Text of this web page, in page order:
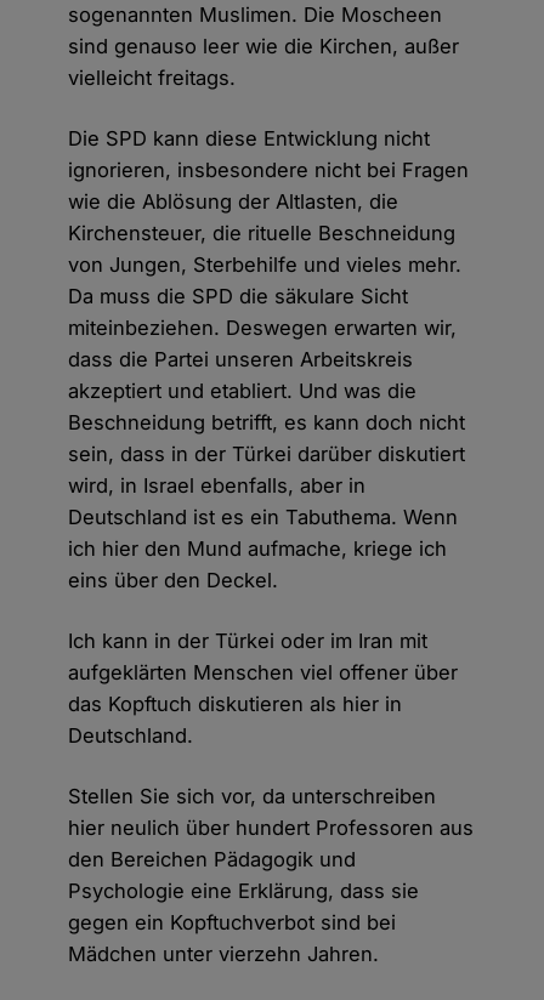
sogenannten Muslimen. Die Moscheen
sind genauso leer wie die Kirchen, außer
vielleicht freitags.
Die SPD kann diese Entwicklung nicht
ignorieren, insbesondere nicht bei Fragen
wie die Ablösung der Altlasten, die
Kirchensteuer, die rituelle Beschneidung
von Jungen, Sterbehilfe und vieles mehr.
Da muss die SPD die säkulare Sicht
miteinbeziehen. Deswegen erwarten wir,
dass die Partei unseren Arbeitskreis
akzeptiert und etabliert. Und was die
Beschneidung betrifft, es kann doch nicht
sein, dass in der Türkei darüber diskutiert
wird, in Israel ebenfalls, aber in
Deutschland ist es ein Tabuthema. Wenn
ich hier den Mund aufmache, kriege ich
eins über den Deckel.
Ich kann in der Türkei oder im Iran mit
aufgeklärten Menschen viel offener über
das Kopftuch diskutieren als hier in
Deutschland.
Stellen Sie sich vor, da unterschreiben
hier neulich über hundert Professoren aus
den Bereichen Pädagogik und
Psychologie eine Erklärung, dass sie
gegen ein Kopftuchverbot sind bei
Mädchen unter vierzehn Jahren.